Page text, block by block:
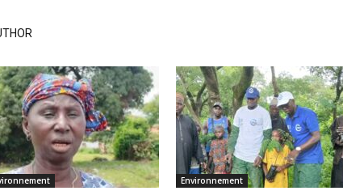
Environnement